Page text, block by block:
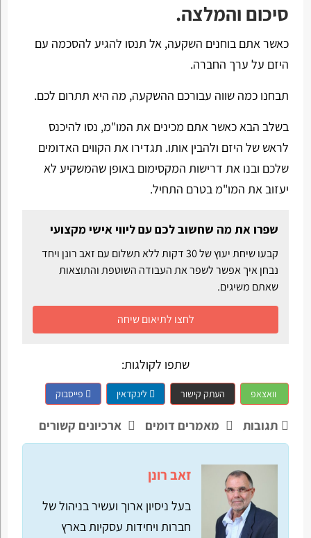
סיכום והמלצה.
כאשר אתם בוחנים השקעה, אל תנסו להגיע להסכמה עם
היזם על ערך החברה.
תבחנו כמה שווה עבורכם ההשקעה, מה היא תתרום לכם.
בשלב הבא כאשר אתם מכינים את המו"מ, נסו להיכנס
לראש של היזם ולהבין אותו. תגדירו את הקווים האדומים
שלכם ובנו את דרישות המקסימום באופן שהמשקיע לא
יעזוב את המו"מ בטרם התחיל.
שפרו את מה שחשוב לכם עם ליווי אישי מקצועי
קבעו שיחת יעוץ של 30 דקות ללא תשלום עם זאב רונן ויחד
נבחן איך אפשר לשפר את העבודה השוטפת והתוצאות
שאתם משיגים.
לחצו לתיאום שיחה
שתפו לקולגות:
וואצאפ העתק קישור לינקדאין פייסבוק
תגובות מאמרים דומים ארכיונים קשורים
זאב רונן
בעל ניסיון ארוך ועשיר בניהול של
חברות ויחידות עסקיות בארץ